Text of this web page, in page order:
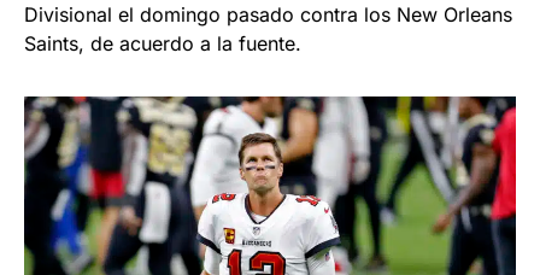
Divisional el domingo pasado contra los New Orleans
Saints, de acuerdo a la fuente.